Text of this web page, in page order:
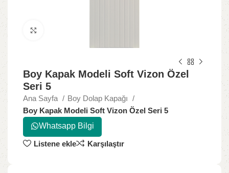
Boy Kapak Modeli Soft Vizon Özel
Seri 5
Ana Sayfa
Boy Dolap Kapağı
Boy Kapak Modeli Soft Vizon Özel Seri 5
Whatsapp Bilgi
Listene ekle Karşılaştır